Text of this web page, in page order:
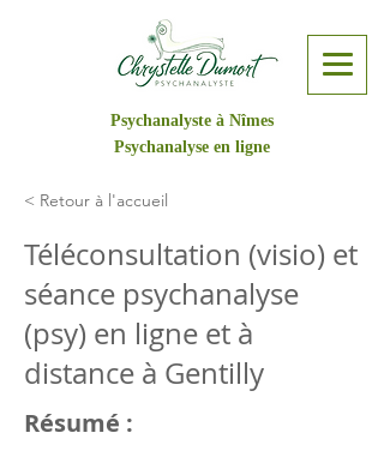
Psychanalyste à Nîmes
Psychanalyse en ligne
< Retour à l'accueil
Téléconsultation (visio) et
séance psychanalyse
(psy) en ligne et à
distance à Gentilly
Résumé :